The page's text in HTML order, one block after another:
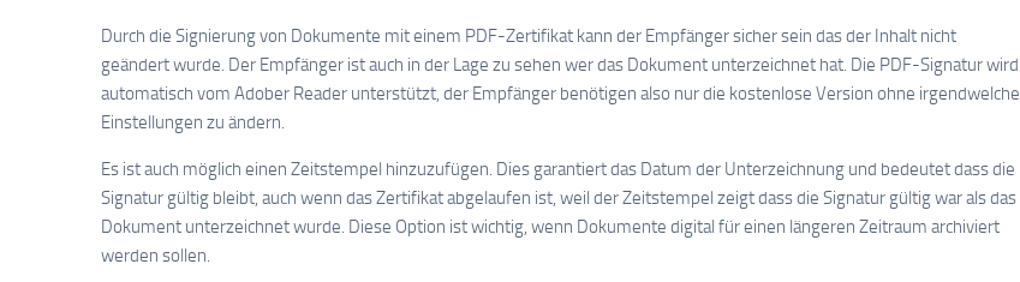
Durch die Signierung von Dokumente mit einem PDF-Zertifikat kann der Empfänger sicher sein das der Inhalt nicht
geändert wurde. Der Empfänger ist auch in der Lage zu sehen wer das Dokument unterzeichnet hat. Die PDF-Signatur wird
automatisch vom Adober Reader unterstützt, der Empfänger benötigen also nur die kostenlose Version ohne irgendwelche
Einstellungen zu ändern.
Es ist auch möglich einen Zeitstempel hinzuzufügen. Dies garantiert das Datum der Unterzeichnung und bedeutet dass die
Signatur gültig bleibt, auch wenn das Zertifikat abgelaufen ist, weil der Zeitstempel zeigt dass die Signatur gültig war als das
Dokument unterzeichnet wurde. Diese Option ist wichtig, wenn Dokumente digital für einen längeren Zeitraum archiviert
werden sollen.